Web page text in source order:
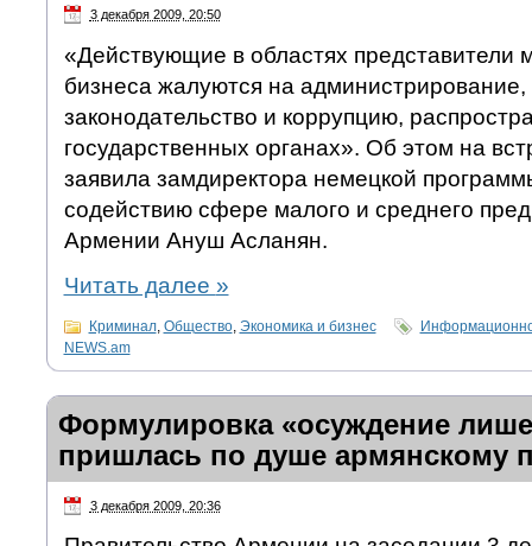
3 декабря 2009, 20:50
«Действующие в областях представители
бизнеса жалуются на администрирование,
законодательство и коррупцию,
государственных органах». Об этом на
заявила замдиректора немецкой
содействию сфере малого и среднего
Армении Ануш Асланян.
Читать далее »
Криминал, Общество, Экономика и бизнес
NEWS.am
Формулировка «осуждение
пришлась по душе армянскому
3 декабря 2009, 20:36